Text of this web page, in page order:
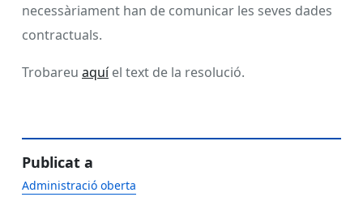
necessàriament han de comunicar les seves dades
contractuals.
Trobareu aquíel text de la resolució.
Publicat a
Administració oberta